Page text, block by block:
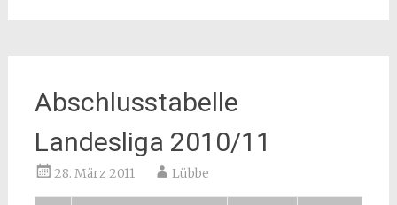
Abschlusstabelle
Landesliga 2010/11
28. März 2011 Lübbe